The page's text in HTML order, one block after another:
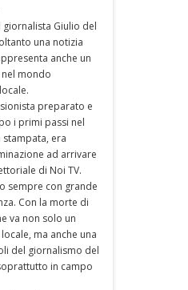
giornalista Giulio del
una notizia
anche un
mondo
preparato e
i primi passi nel
era
ad arrivare
di Noi TV.
sempre con grande
Con la morte di
va non solo un
ma anche una
del giornalismo del
in campo